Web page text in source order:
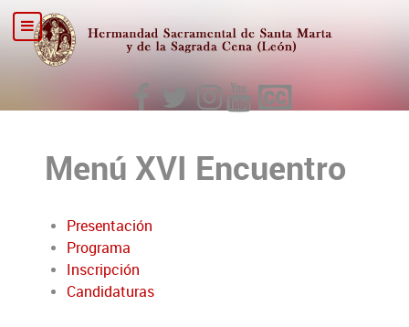
Menú XVI Encuentro
Presentación
Programa
Inscripción
Candidaturas